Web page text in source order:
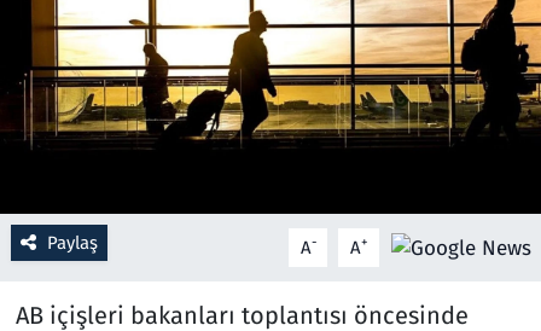
Paylaş A- A+
AB içişleri bakanları toplantısı öncesinde
Sağlık
Savunma Sanayi
Spor